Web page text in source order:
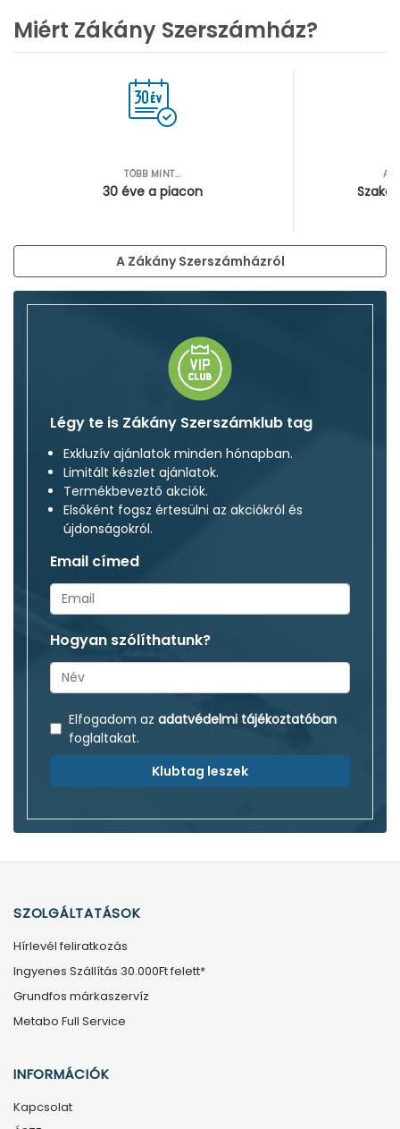
Miért Zákány Szerszámház?
TÖBB MINT...
30 éve a piacon
A Zákány Szerszámházról
Légy te is Zákány Szerszámklub tag
Exkluzív ajánlatok minden hónapban.
Limitált készlet ajánlatok.
Termékbeveztő akciók.
Elsőként fogsz értesülni az akciókról és
újdonságokról.
Email címed
Hogyan szólíthatunk?
Elfogadom az adatvédelmi tájékoztatóban
foglaltakat.
Klubtag leszek
SZOLGÁLTATÁSOK
Hírlevél feliratkozás
Ingyenes Szállítás 30.000Ft felett*
Grundfos márkaszervíz
Metabo Full Service
INFORMÁCIÓK
Kapcsolat